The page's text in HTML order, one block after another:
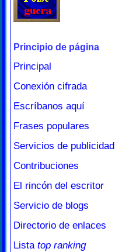
Principio de página
Principal
Conexión cifrada
Escríbanos aquí
Frases populares
Servicios de publicidad
Contribuciones
El rincón del escritor
Servicio de blogs
Directorio de enlaces
Lista top ranking